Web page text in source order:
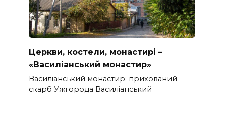
Церкви, костели, монастирі –
«Василіанський монастир»
Василіанський монастир: прихований
скарб Ужгорода Василіанський